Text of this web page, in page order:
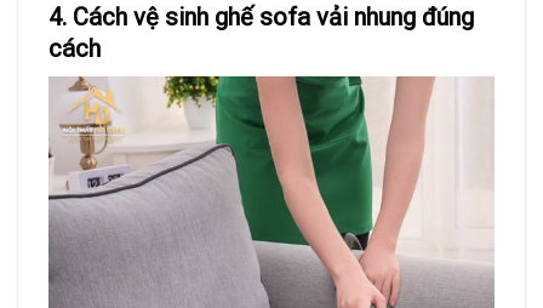
4. Cách vệ sinh ghế sofa vải nhung đúng
cách